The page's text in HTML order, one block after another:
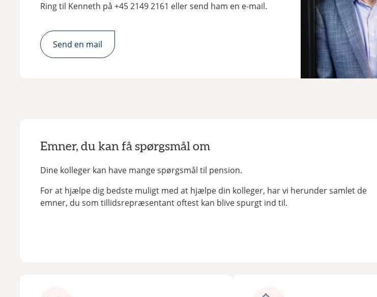
Ring til Kenneth på +45 2149 2161 eller send ham en e-mail.
Send en mail
Emner, du kan få spørgsmål om
Dine kolleger kan have mange spørgsmål til pension.
For at hjælpe dig bedste muligt med at hjælpe din kolleger, har vi herunder samlet de
emner, du som tillidsrepræsentant oftest kan blive spurgt ind til.